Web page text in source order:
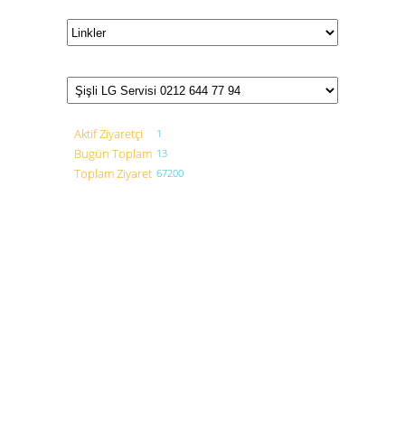
Aktif Ziyaretçi 1
Bugün Toplam 13
Toplam Ziyaret 67200